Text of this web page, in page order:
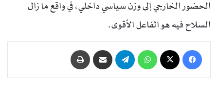
الحضور الخارجي إلى وزن سياسي داخلي، في واقع ما زال
السلاح فيه هو الفاعل الأقوى.